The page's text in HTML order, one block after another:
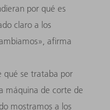
por qué es
claro a los
afirma
qué se trataba por
máquina de corte de
mostramos a los